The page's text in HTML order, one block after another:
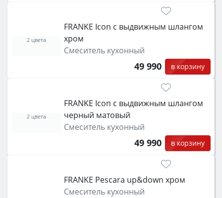
FRANKE Icon с выдвижным шлангом
хром
Смеситель кухонный
49 990 в корзину
2 цвета
FRANKE Icon с выдвижным шлангом
черный матовый
Смеситель кухонный
49 990 в корзину
2 цвета
FRANKE Pescara up&down хром
Смеситель кухонный